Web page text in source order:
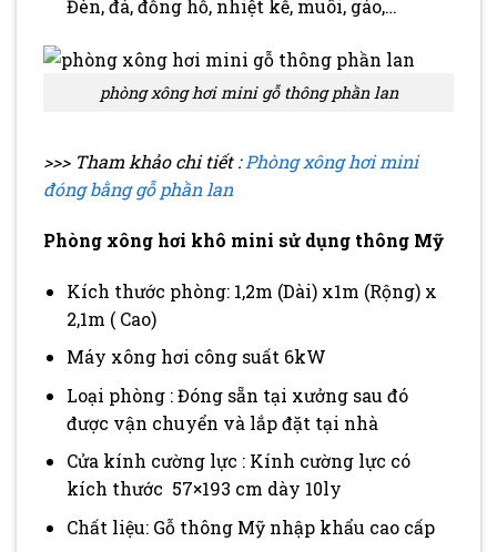
Đèn, đá, đồng hồ, nhiệt kế, muôi, gáo,…
phòng xông hơi mini gỗ thông phần lan
>>> Tham khảo chi tiết :Phòng xông hơi mini
đóng bằng gỗ phần lan
Phòng xông hơi khô mini sử dụng thông Mỹ
Kích thước phòng: 1,2m (Dài) x1m (Rộng) x
2,1m ( Cao)
Máy xông hơi công suất 6kW
Loại phòng : Đóng sẵn tại xưởng sau đó
được vận chuyển và lắp đặt tại nhà
Cửa kính cường lực : Kính cường lực có
kích thước 57×193 cm dày 10ly
Chất liệu: Gỗ thông Mỹ nhập khẩu cao cấp